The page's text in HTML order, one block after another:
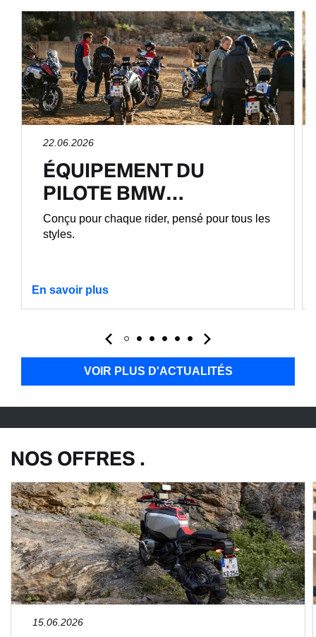
22.06.2026
ÉQUIPEMENT DU
PILOTE BMW…
Conçu pour chaque rider, pensé pour tous les
styles.
En savoir plus
VOIR PLUS D'ACTUALITÉS
NOS OFFRES .
15.06.2026